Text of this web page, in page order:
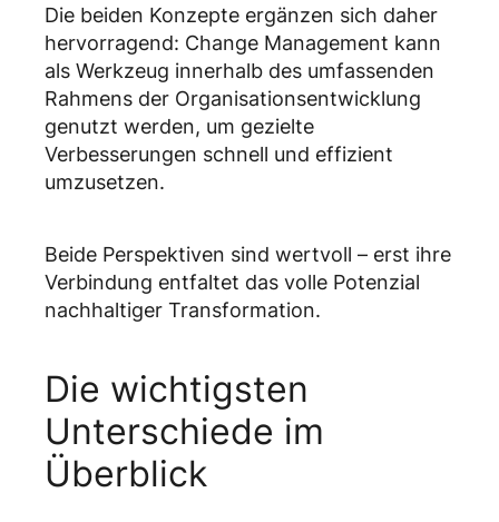
Die beiden Konzepte ergänzen sich daher
hervorragend: Change Management kann
als Werkzeug innerhalb des umfassenden
Rahmens der Organisationsentwicklung
genutzt werden, um gezielte
Verbesserungen schnell und effizient
umzusetzen.
Beide Perspektiven sind wertvoll – erst ihre
Verbindung entfaltet das volle Potenzial
nachhaltiger Transformation.
Die wichtigsten
Unterschiede im
Überblick